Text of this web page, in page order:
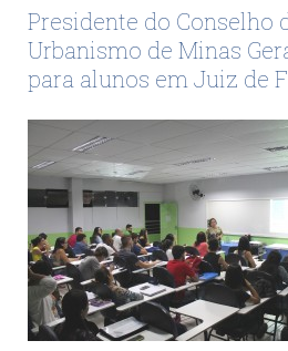
Presidente do Conselho
Urbanismo de Minas
para alunos em Juiz de